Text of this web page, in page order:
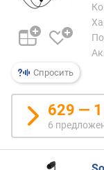
и
н
а
а
б
л
Спросить
629 —
6